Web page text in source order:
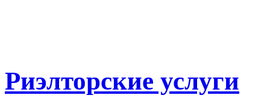
Риэлторские услуги